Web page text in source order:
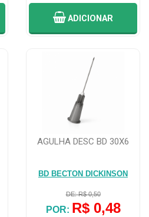
ADICIONAR
AGULHA DESC BD 30X6
BD BECTON DICKINSON
DE: R$ 0,50
POR: R$ 0,48